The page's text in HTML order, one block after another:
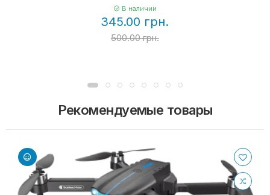
В наличии
345.00 грн.
500.00 грн.
Рекомендуемые товары